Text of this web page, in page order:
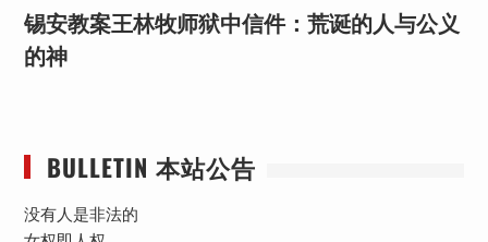
锡安教案王林牧师狱中信件：荒诞的人与公义
的神
BULLETIN 本站公告
没有人是非法的